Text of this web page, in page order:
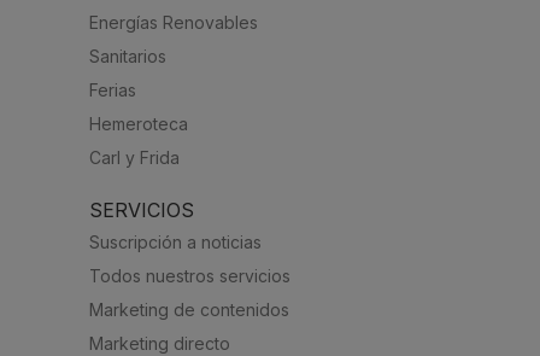
Energías Renovables
Sanitarios
Ferias
Hemeroteca
Carl y Frida
SERVICIOS
Suscripción a noticias
Todos nuestros servicios
Marketing de contenidos
Marketing directo